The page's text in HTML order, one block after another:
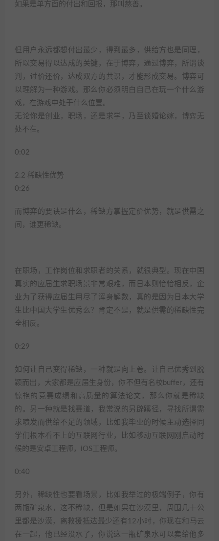
如果是单方面的付出和回报，那叫慈善。
但用户永远都想付出最少，得到最多，供给方也是同理，
所以交易得以达成的关键，在于博弈，通过博弈，所谓谈
判，讨价还价，达成双方的共识，才能形成交易。博弈可
以理解为一种游戏。那么你必须明白自己在玩一个什么游
戏，在游戏中处于什么位置。
无论你是创业，职场，还是求学，乃至谈婚论嫁，博弈无
处不在。
0:02
2.2 稀缺性优势
0:26
而博弈的要诀是什么，稀缺方掌握定价优势，就是供需之
间，谁更稀缺。
在职场，工作岗位和求职者的关系，就很典型。现在中国
真实的应届生求职场景非常艰难，而日本则恰恰相反，企
业为了获得应届生用尽了浑身解数，真的是因为日本大学
生比中国大学生优秀么？肯定不是，就是供需的稀缺性完
全相反。
0:29
如何让自己变得稀缺，一种就是向上卷。让自己优秀到脱
颖而出，大家都是应届生身份，你不但有名校buffer，还有
惊艳的竞赛成绩和高质量的算法论文，那么你就是稀缺
的。另一种就是找赛道，我常说的另辟蹊径，寻找所谓需
求喷发而供给不足的领域，比如我毕业的时候主动选择同
学们根本看不上的互联网行业，比如移动互联网刚启动时
候的是安卓工程师，iOS工程师。
0:40
另外，稀缺性也要看场景，比如我举过的极端例子，你有
两瓶矿泉水，这不稀缺，但是如果在沙漠里，周围几十公
里都是沙漠，离救援抵达最少还有12小时，你现在和马云
在一起，他已经没水了，你说这一瓶矿泉水可以卖给他多